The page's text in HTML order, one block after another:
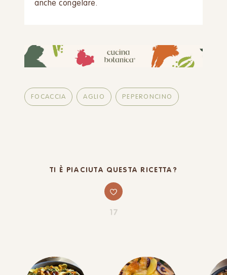
anche congelare.
FOCACCIA AGLIO PEPERONCINO
TI È PIACIUTA QUESTA RICETTA?
17